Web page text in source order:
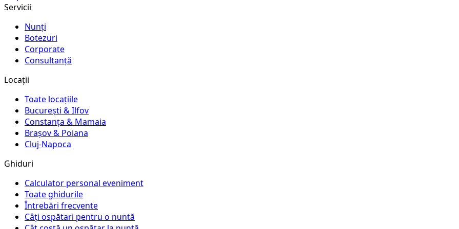
Servicii
Nunți
Botezuri
Corporate
Consultanță
Locații
Toate locațiile
București & Ilfov
Constanța & Mamaia
Brașov & Poiana
Cluj-Napoca
Ghiduri
Calculator personal eveniment
Toate ghidurile
Întrebări frecvente
Câți ospătari pentru o nuntă